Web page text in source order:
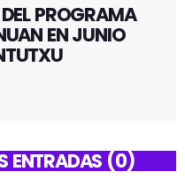
PROGRAMA
EN JUNIO
ENTRADAS (0)